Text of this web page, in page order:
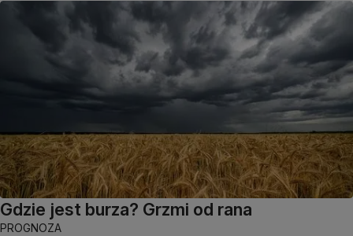
Gdzie jest burza? Grzmi od rana
PROGNOZA